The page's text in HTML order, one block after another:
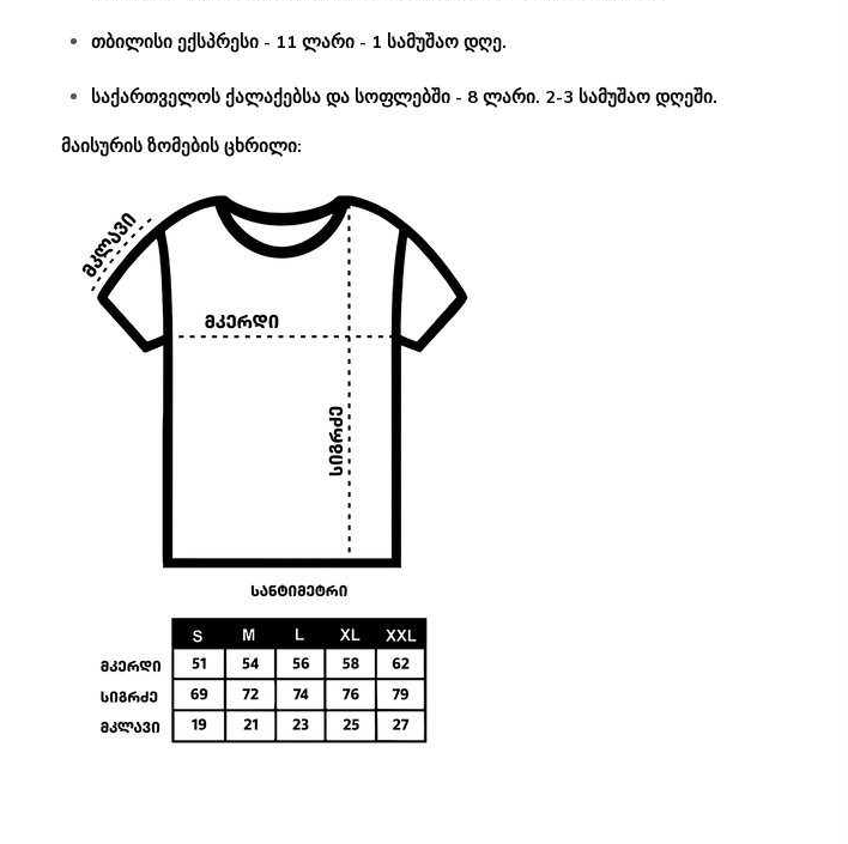
თბილისი ექსპრესი - 11 ლარი - 1 სამუშაო დღე.
საქართველოს ქალაქებსა და სოფლებში - 8 ლარი. 2-3 სამუშაო დღეში.
მაისურის ზომების ცხრილი: